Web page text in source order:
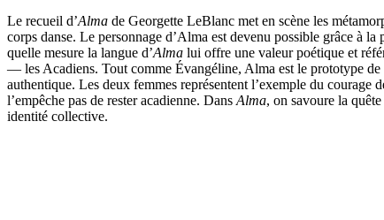
Le recueil d’Alma de Georgette LeBlanc met en scène les
corps danse. Le personnage d’Alma est devenu possible grâce à
quelle mesure la langue d’Alma lui offre une valeur poétique et
— les Acadiens. Tout comme Évangéline, Alma est le prototype de
authentique. Les deux femmes représentent l’exemple du
l’empêche pas de rester acadienne. Dans Alma, on savoure la
identité collective.